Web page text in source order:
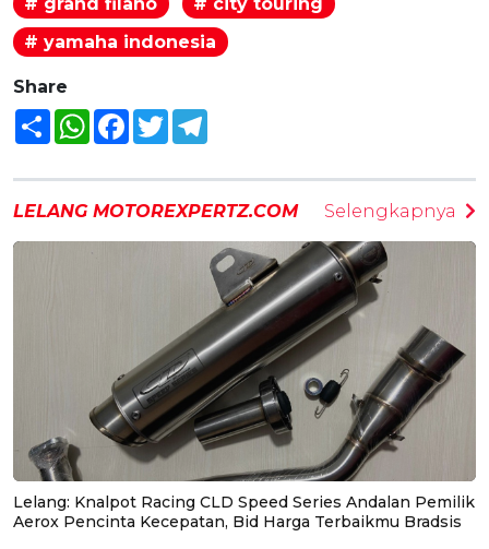
# yamaha indonesia
Share
Share WhatsAppFacebook
Twitter
LELANG MOTOREXPERTZ.COM Selengkapnya
Lelang: Knalpot Racing CLD Speed Series Andalan Pemilik
Aerox Pencinta Kecepatan, Bid Harga Terbaikmu Bradsis